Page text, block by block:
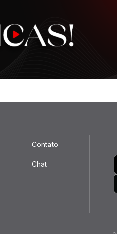
Contato
Chat